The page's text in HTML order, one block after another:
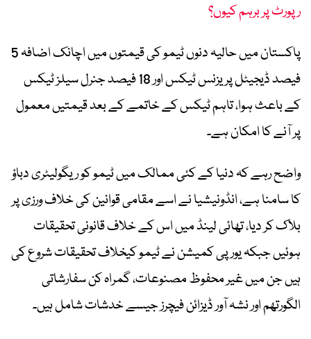
رپورٹ پر برہم کیوں؟
پاکستان میں حالیہ دنوں ٹیمو کی قیمتوں میں اچانک اضافہ 5
فیصد ڈیجیٹل پریزنس ٹیکس اور 18 فیصد جنرل سیلز ٹیکس
کے باعث ہوا، تاہم ٹیکس کے خاتمے کے بعد قیمتیں معمول
پر آنے کا امکان ہے۔
واضح رہے کہ دنیا کے کئی ممالک میں ٹیمو کو ریگولیٹری دباؤ
کا سامنا ہے، انڈونیشیا نے اسے مقامی قوانین کی خلاف ورزی پر
بلاک کر دیا، تھائی لینڈ میں اس کے خلاف قانونی تحقیقات
ہوئیں جبکہ یورپی کمیشن نے ٹیمو کیخلاف تحقیقات شروع کی
ہیں جن میں غیر محفوظ مصنوعات، گمراہ کن سفارشاتی
الگورتھم اور نشہ آور ڈیزائن فیچرز جیسے خدشات شامل ہیں۔